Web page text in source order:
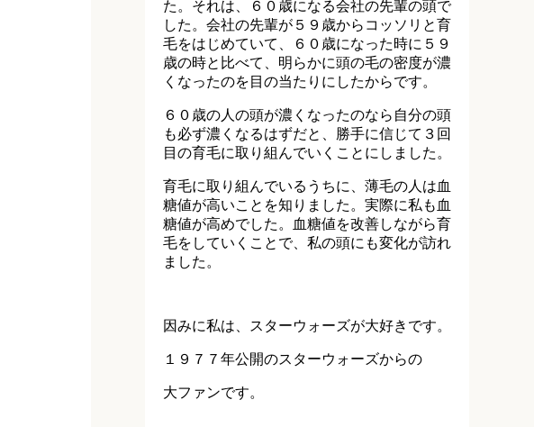
た。それは、６０歳になる会社の先輩の頭で
した。会社の先輩が５９歳からコッソリと育
毛をはじめていて、６０歳になった時に５９
歳の時と比べて、明らかに頭の毛の密度が濃
くなったのを目の当たりにしたからです。
６０歳の人の頭が濃くなったのなら自分の頭
も必ず濃くなるはずだと、勝手に信じて３回
目の育毛に取り組んでいくことにしました。
育毛に取り組んでいるうちに、薄毛の人は血
糖値が高いことを知りました。実際に私も血
糖値が高めでした。血糖値を改善しながら育
毛をしていくことで、私の頭にも変化が訪れ
ました。
因みに私は、スターウォーズが大好きです。
１９７７年公開のスターウォーズからの
大ファンです。